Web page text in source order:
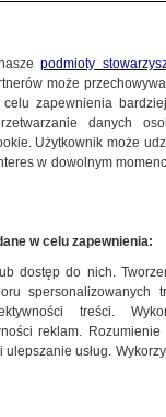
podmioty
może
zapewnienia
danych
Użytkownik może
w dowolnym
w celu zapewnienia:
dostęp do nich.
spersonalizowanych
treści.
reklam.
usług.